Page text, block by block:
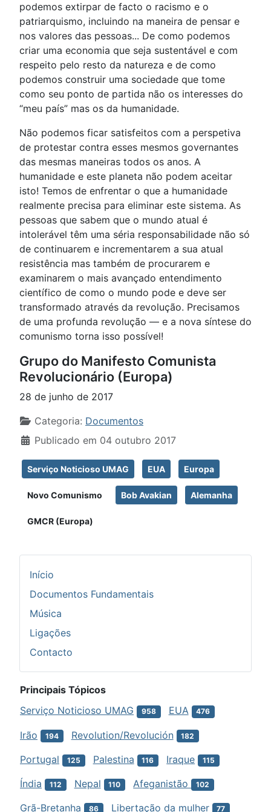
podemos extirpar de facto o racismo e o
patriarquismo, incluindo na maneira de pensar e
nos valores das pessoas... De como podemos
criar uma economia que seja sustentável e com
respeito pelo resto da natureza e de como
podemos construir uma sociedade que tome
como seu ponto de partida não os interesses do
“meu país” mas os da humanidade.
Não podemos ficar satisfeitos com a perspetiva
de protestar contra esses mesmos governantes
das mesmas maneiras todos os anos. A
humanidade e este planeta não podem aceitar
isto! Temos de enfrentar o que a humanidade
realmente precisa para eliminar este sistema. As
pessoas que sabem que o mundo atual é
intolerável têm uma séria responsabilidade não só
de continuarem e incrementarem a sua atual
resistência mas também de procurarem e
examinarem o mais avançado entendimento
científico de como o mundo pode e deve ser
transformado através da revolução. Precisamos
de uma profunda revolução — e a nova síntese do
comunismo torna isso possível!
Grupo do Manifesto Comunista
Revolucionário (Europa)
28 de junho de 2017
Detalhes
Categoria: Documentos
Publicado em 04 outubro 2017
Serviço Noticioso UMAG EUA Europa
Novo Comunismo Bob Avakian Alemanha
GMCR (Europa)
Início
Documentos Fundamentais
Música
Ligações
Contacto
Principais Tópicos
Serviço Noticioso UMAG
958 EUA 476
Irão 194 Revolution/Revolución 182
Portugal 125 Palestina 116 Iraque 115
Índia 112 Nepal 110 Afeganistão 102
Grã-Bretanha 86 Libertação da mulher 77